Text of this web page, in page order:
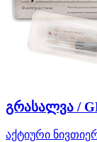
გრასალვა /
აქტიური